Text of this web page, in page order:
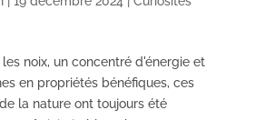
noix, un concentré d'énergie et
en propriétés bénéfiques, ces
la nature ont toujours été